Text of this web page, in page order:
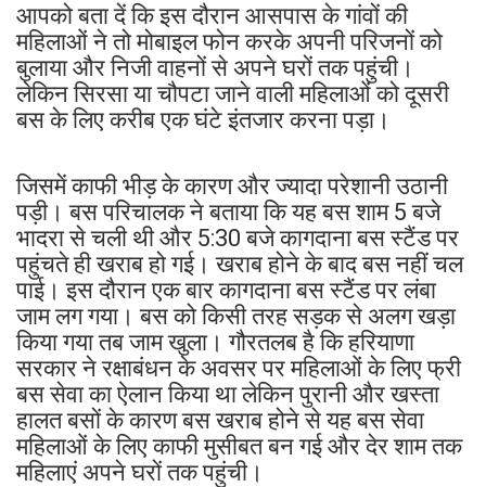
आपको बता दें कि इस दौरान आसपास के गांवों की
महिलाओं ने तो मोबाइल फोन करके अपनी परिजनों को
बुलाया और निजी वाहनों से अपने घरों तक पहुंची।
लेकिन सिरसा या चौपटा जाने वाली महिलाओं को दूसरी
बस के लिए करीब एक घंटे इंतजार करना पड़ा।
जिसमें काफी भीड़ के कारण और ज्यादा परेशानी उठानी
पड़ी। बस परिचालक ने बताया कि यह बस शाम 5 बजे
भादरा से चली थी और 5:30 बजे कागदाना बस स्टैंड पर
पहुंचते ही खराब हो गई। खराब होने के बाद बस नहीं चल
पाई। इस दौरान एक बार कागदाना बस स्टैंड पर लंबा
जाम लग गया। बस को किसी तरह सड़क से अलग खड़ा
किया गया तब जाम खुला। गौरतलब है कि हरियाणा
सरकार ने रक्षाबंधन के अवसर पर महिलाओं के लिए फ्री
बस सेवा का ऐलान किया था लेकिन पुरानी और खस्ता
हालत बसों के कारण बस खराब होने से यह बस सेवा
महिलाओं के लिए काफी मुसीबत बन गई और देर शाम तक
महिलाएं अपने घरों तक पहुंची।